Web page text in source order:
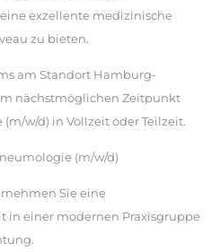
exzellente medizinische
zu bieten.
am Standort Hamburg-
nächstmöglichen Zeitpunkt
w/d) in Vollzeit oder Teilzeit.
(m/w/d)
Sie eine
in einer modernen Praxisgruppe